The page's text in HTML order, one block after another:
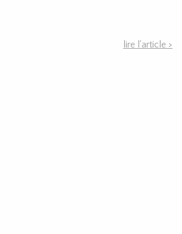
lire l'article >